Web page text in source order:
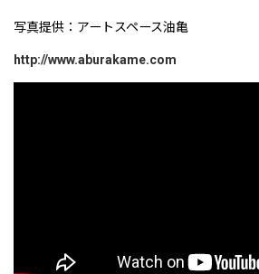
写真提供：アートスペース油亀
http://www.aburakame.com